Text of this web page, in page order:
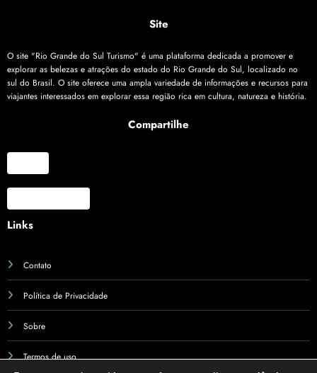
Site
O site "Rio Grande do Sul Turismo" é uma plataforma dedicada a promover e
explorar as belezas e atrações do estado do Rio Grande do Sul, localizado no
sul do Brasil. O site oferece uma ampla variedade de informações e recursos para
viajantes interessados em explorar essa região rica em cultura, natureza e história.
Compartilhe
Links
Contato
Política de Privacidade
Sobre
Termos de uso